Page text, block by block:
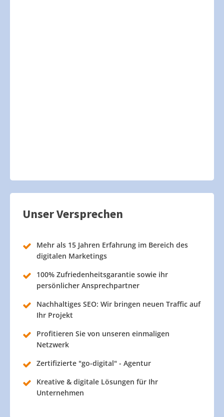
Unser Versprechen
Mehr als 15 Jahren Erfahrung im Bereich des
digitalen Marketings
100% Zufriedenheitsgarantie sowie ihr
persönlicher Ansprechpartner
Nachhaltiges SEO: Wir bringen neuen Traffic auf
Ihr Projekt
Profitieren Sie von unseren einmaligen
Netzwerk
Zertifizierte "go-digital" - Agentur
Kreative & digitale Lösungen für Ihr
Unternehmen